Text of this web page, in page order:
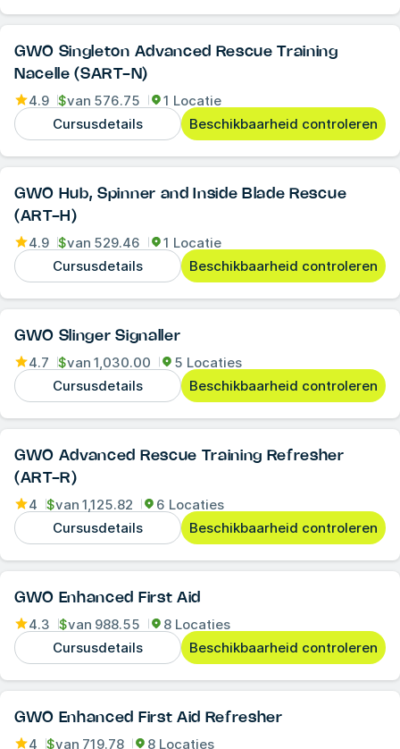
GWO Singleton Advanced Rescue Training
Nacelle (SART-N)
4.9 $van 576.75
1 Locatie
Cursusdetails
Beschikbaarheid controleren
GWO Hub, Spinner and Inside Blade Rescue
(ART-H)
4.9 $van 529.46
1 Locatie
Cursusdetails
Beschikbaarheid controleren
GWO Slinger Signaller
4.7 $van 1,030.00
5 Locaties
Cursusdetails
Beschikbaarheid controleren
GWO Advanced Rescue Training Refresher
(ART-R)
4 $van 1,125.82
6 Locaties
Cursusdetails
Beschikbaarheid controleren
GWO Enhanced First Aid
4.3 $van 988.55
8 Locaties
Cursusdetails
Beschikbaarheid controleren
GWO Enhanced First Aid Refresher
4 $van 719.78
8 Locaties